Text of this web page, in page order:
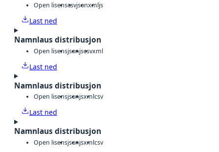
Open lisenscsvjsonxmljs
Last ned
Namnlaus distribusjon
Open lisensjsonjscsvxml
Last ned
Namnlaus distribusjon
Open lisensjsonjsxmlcsv
Last ned
Namnlaus distribusjon
Open lisensjsonjsxmlcsv